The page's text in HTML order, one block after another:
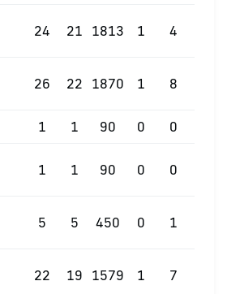
24 21 1813 1 4
26 22 1870 1 8
1 1 90 0 0
1 1 90 0 0
5 5 450 0 1
22 19 1579 1 7